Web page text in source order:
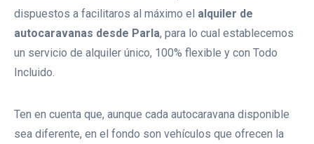
dispuestos a facilitaros al máximo el alquiler de
autocaravanas desde Parla, para lo cual establecemos
un servicio de alquiler único, 100% flexible y con Todo
Incluido.
Ten en cuenta que, aunque cada autocaravana disponible
sea diferente, en el fondo son vehículos que ofrecen la